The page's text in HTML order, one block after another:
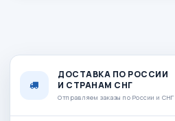
ДОСТАВКА ПО РОССИИ
И СТРАНАМ СНГ
Отправляем заказы по России и СНГ